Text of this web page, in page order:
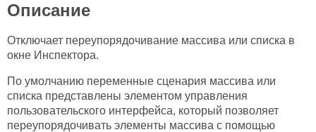
Описание
Отключает переупорядочивание массива или списка в
окне Инспектора.
По умолчанию переменные сценария массива или
списка представлены элементом управления
пользовательского интерфейса, который позволяет
переупорядочивать элементы массива с помощью